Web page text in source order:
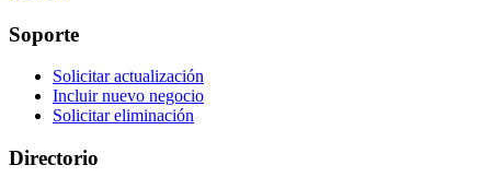
Soporte
Solicitar actualización
Incluir nuevo negocio
Solicitar eliminación
Directorio